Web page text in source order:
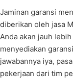
Jaminan garansi
diberikan oleh jasa
Anda akan jauh
menyediakan
jawabannya iya,
pekerjaan dari tim